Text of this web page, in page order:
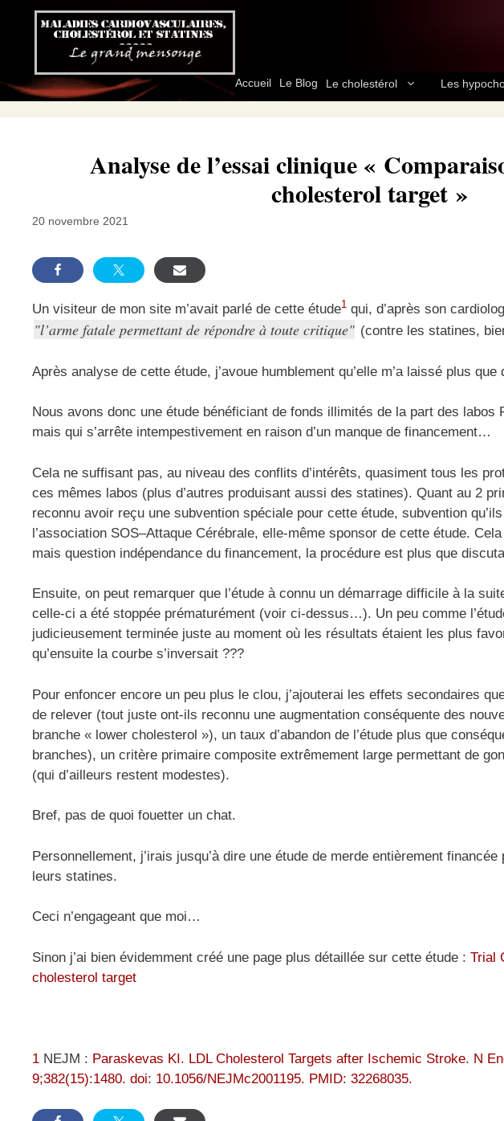
Accueil Le Blog Le cholestérol Les
Analyse de l’essai clinique «
cholesterol target »
20 novembre 2021
Un visiteur de mon site m’avait parlé de cette étude1 qui, d’après son
l’arme fatale permettant de répondre à toute critique (contre les statines,
Après analyse de cette étude, j’avoue humblement qu’elle m’a laissé plus
Nous avons donc une étude bénéficiant de fonds illimités de la part des labos
mais qui s’arrête intempestivement en raison d’un manque de financement…
Cela ne suffisant pas, au niveau des conflits d’intérêts, quasiment tous les
ces mêmes labos (plus d’autres produisant aussi des statines). Quant au 2
reconnu avoir reçu une subvention spéciale pour cette étude, subvention
l’association SOS–Attaque Cérébrale, elle-même sponsor de cette étude.
mais question indépendance du financement, la procédure est plus que
Ensuite, on peut remarquer que l’étude à connu un démarrage difficile à la
celle-ci a été stoppée prématurément (voir ci-dessus…). Un peu comme
judicieusement terminée juste au moment où les résultats étaient les plus
qu’ensuite la courbe s’inversait ???
Pour enfoncer encore un peu plus le clou, j’ajouterai les effets secondaires
de relever (tout juste ont-ils reconnu une augmentation conséquente des
branche « lower cholesterol »), un taux d’abandon de l’étude plus que
branches), un critère primaire composite extrêmement large permettant de
(qui d’ailleurs restent modestes).
Bref, pas de quoi fouetter un chat.
Personnellement, j’irais jusqu’à dire une étude de merde entièrement
leurs statines.
Ceci n’engageant que moi…
Sinon j’ai bien évidemment créé une page plus détaillée sur cette étude : Trial
cholesterol target
1 NEJM : Paraskevas KI. LDL Cholesterol Targets after Ischemic Stroke. N
9;382(15):1480. doi: 10.1056/NEJMc2001195. PMID: 32268035.